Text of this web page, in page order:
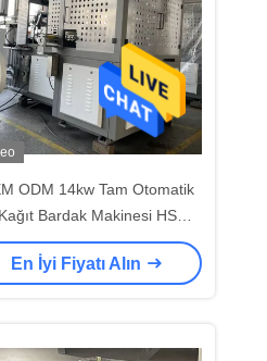
ODM 14kw Tam Otomatik
Kağıt Bardak Makinesi HS
8441309000
En İyi Fiyatı Alın